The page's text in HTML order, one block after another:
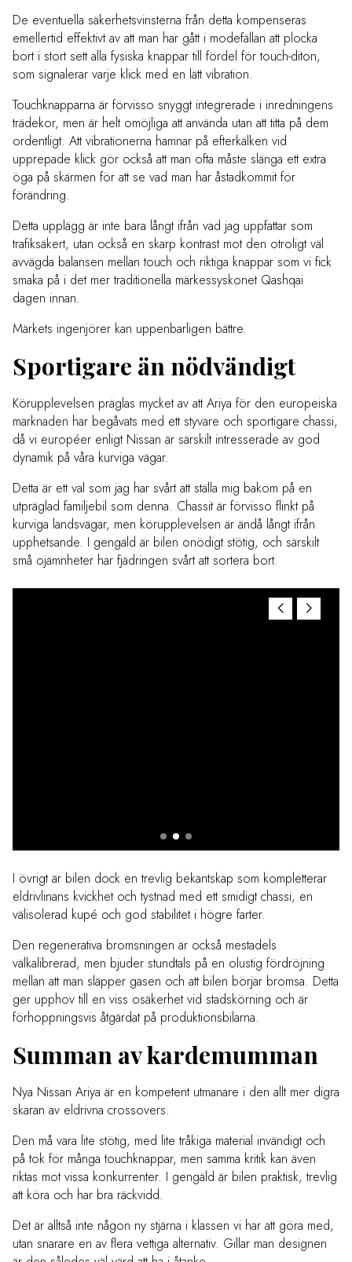
De eventuella säkerhetsvinsterna från detta kompenseras
emellertid effektivt av att man har gått i modefällan att plocka
bort i stort sett alla fysiska knappar till fördel för touch-diton,
som signalerar varje klick med en lätt vibration.
Touchknapparna är förvisso snyggt integrerade i inredningens
trädekor, men är helt omöjliga att använda utan att titta på dem
ordentligt. Att vibrationerna hamnar på efterkälken vid
upprepade klick gör också att man ofta måste slänga ett extra
öga på skärmen för att se vad man har åstadkommit för
förändring.
Detta upplägg är inte bara långt ifrån vad jag uppfattar som
trafiksäkert, utan också en skarp kontrast mot den otroligt väl
avvägda balansen mellan touch och riktiga knappar som vi fick
smaka på i det mer traditionella märkessyskonet Qashqai
dagen innan.
Märkets ingenjörer kan uppenbarligen bättre.
Sportigare än nödvändigt
Körupplevelsen präglas mycket av att Ariya för den europeiska
marknaden har begåvats med ett styvare och sportigare chassi,
då vi européer enligt Nissan är särskilt intresserade av god
dynamik på våra kurviga vägar.
Detta är ett val som jag har svårt att ställa mig bakom på en
utpräglad familjebil som denna. Chassit är förvisso flinkt på
kurviga landsvägar, men körupplevelsen är ändå långt ifrån
upphetsande. I gengäld är bilen onödigt stötig, och särskilt
små ojämnheter har fjädringen svårt att sortera bort.
I övrigt är bilen dock en trevlig bekantskap som kompletterar
eldrivlinans kvickhet och tystnad med ett smidigt chassi, en
välisolerad kupé och god stabilitet i högre farter.
Den regenerativa bromsningen är också mestadels
välkalibrerad, men bjuder stundtals på en olustig fördröjning
mellan att man släpper gasen och att bilen börjar bromsa. Detta
ger upphov till en viss osäkerhet vid stadskörning och är
förhoppningsvis åtgärdat på produktionsbilarna.
Summan av kardemumman
Nya Nissan Ariya är en kompetent utmanare i den allt mer digra
skaran av eldrivna crossovers.
Den må vara lite stötig, med lite tråkiga material invändigt och
på tok för många touchknappar, men samma kritik kan även
riktas mot vissa konkurrenter. I gengäld är bilen praktisk, trevlig
att köra och har bra räckvidd.
Det är alltså inte någon ny stjärna i klassen vi har att göra med,
utan snarare en av flera vettiga alternativ. Gillar man designen